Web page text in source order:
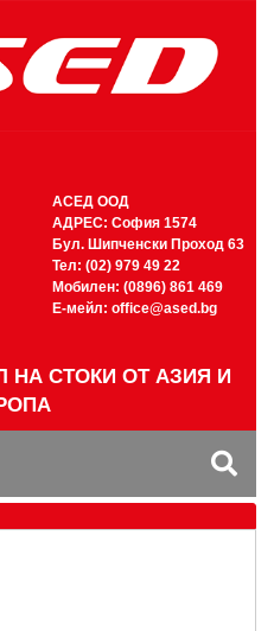
АСЕД ООД
АДРЕС: София 1574
Бул. Шипченски Проход 63
Тел: (02) 979 49 22
Мобилен: (0896) 861 469
Е-мейл: office@ased.bg
НА СТОКИ ОТ АЗИЯ И